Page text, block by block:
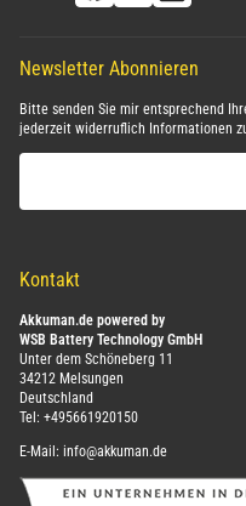
Newsletter Abonnieren
Bitte senden Sie mir entsprechend
jederzeit widerruflich Informationen
Kontakt
Akkuman.de powered by
WSB Battery Technology GmbH
Unter dem Schöneberg 11
34212 Melsungen
Deutschland
Tel: +495661920150
E-Mail: info@akkuman.de